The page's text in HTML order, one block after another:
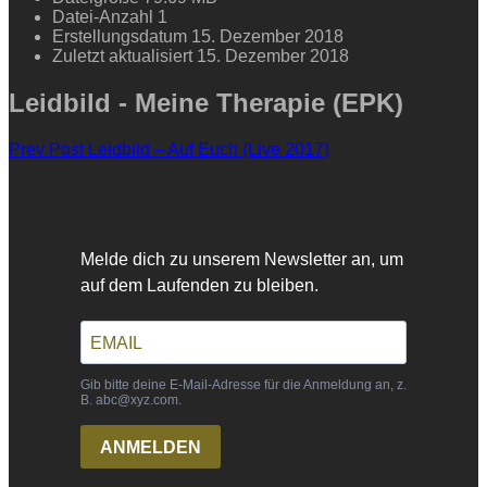
Datei-Anzahl 1
Erstellungsdatum 15. Dezember 2018
Zuletzt aktualisiert 15. Dezember 2018
Leidbild - Meine Therapie (EPK)
Beitragsnavigation
Previous
Prev Post Leidbild – Auf Euch (Live 2017)